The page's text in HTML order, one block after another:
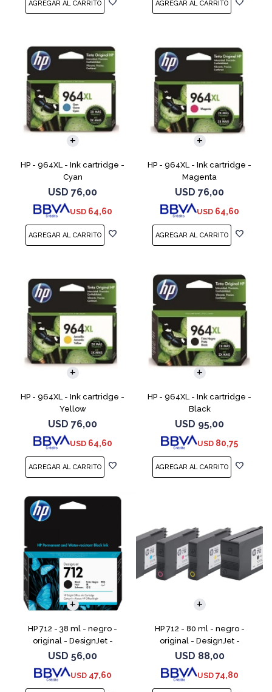
HP - 964XL - Ink cartridge -
Cyan
USD 76,00
USD 64,60
HP - 964XL - Ink cartridge -
Magenta
USD 76,00
USD 64,60
HP - 964XL - Ink cartridge -
Yellow
USD 76,00
USD 64,60
HP - 964XL - Ink cartridge -
Black
USD 95,00
USD 80,75
HP 712 - 38 ml - negro -
original - DesignJet -
cartucho de tinta - para
DesignJet Studio, T210, T230,
T250, T630, T650
USD 56,00
USD 47,60
HP 712 - 80 ml - negro -
original - DesignJet -
cartucho de tinta - para
DesignJet Studio, T210, T230,
T250, T630, T650
USD 88,00
USD 74,80